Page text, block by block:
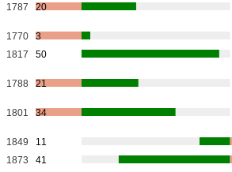
1787 20
1770
3
1817 50
1788 21
1801 34
1849
11
1873 41